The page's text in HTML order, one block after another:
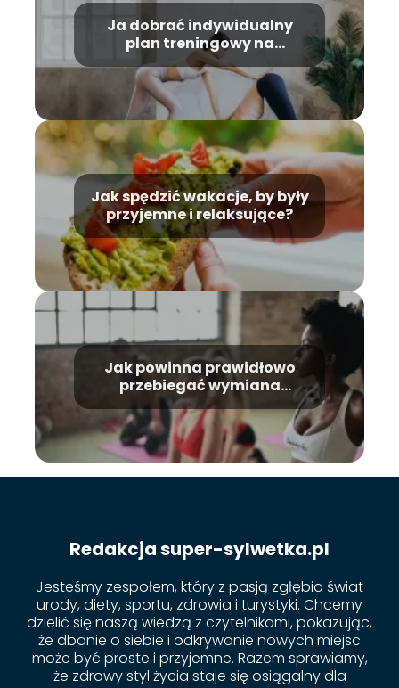
Ja dobrać indywidualny
plan treningowy na
odchudzanie?
Jak spędzić wakacje, by były
przyjemne i relaksujące?
Jak powinna prawidłowo
przebiegać wymiana
cewnika w domu?
Redakcja super-sylwetka.pl
Jesteśmy zespołem, który z pasją zgłębia świat
urody, diety, sportu, zdrowia i turystyki. Chcemy
dzielić się naszą wiedzą z czytelnikami, pokazując,
że dbanie o siebie i odkrywanie nowych miejsc
może być proste i przyjemne. Razem sprawiamy,
że zdrowy styl życia staje się osiągalny dla